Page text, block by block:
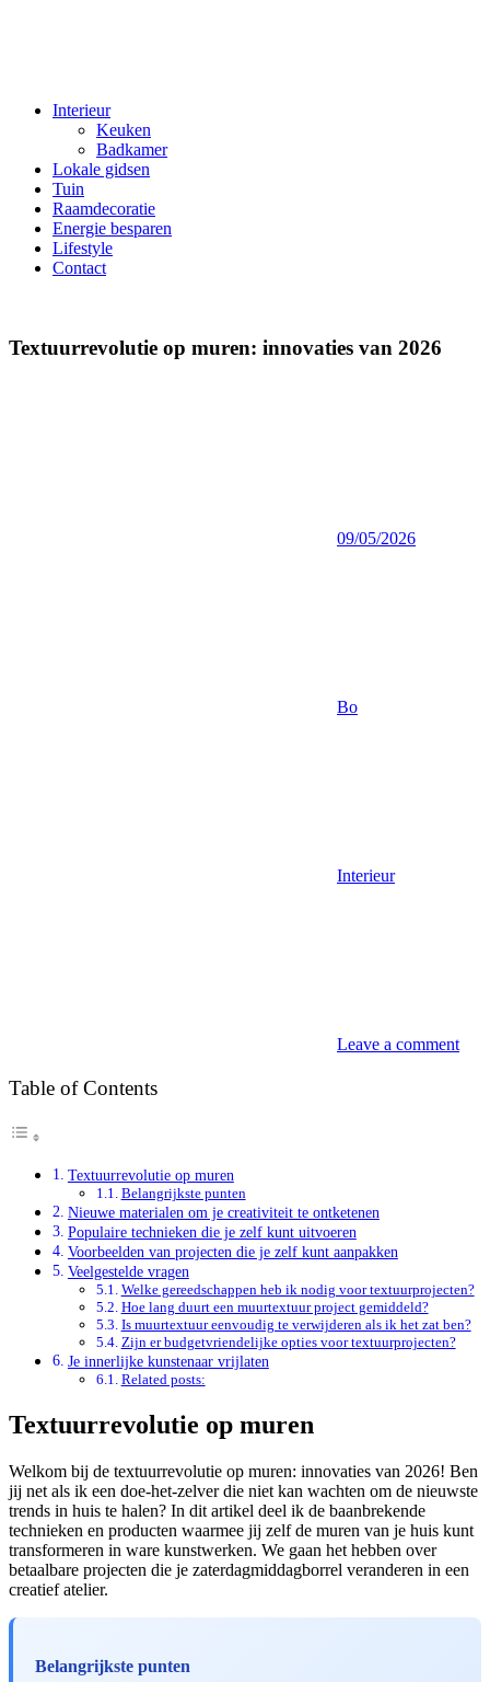
Interieur
Keuken
Badkamer
Lokale gidsen
Tuin
Raamdecoratie
Energie besparen
Lifestyle
Contact
Textuurrevolutie op muren: innovaties van 2026
09/05/2026
Bo
Interieur
Leave a comment
Table of Contents
Textuurrevolutie op muren
Belangrijkste punten
Nieuwe materialen om je creativiteit te ontketenen
Populaire technieken die je zelf kunt uitvoeren
Voorbeelden van projecten die je zelf kunt aanpakken
Veelgestelde vragen
Welke gereedschappen heb ik nodig voor textuurprojecten?
Hoe lang duurt een muurtextuur project gemiddeld?
Is muurtextuur eenvoudig te verwijderen als ik het zat ben?
Zijn er budgetvriendelijke opties voor textuurprojecten?
Je innerlijke kunstenaar vrijlaten
Related posts:
Textuurrevolutie op muren
Welkom bij de textuurrevolutie op muren: innovaties van 2026! Ben
jij net als ik een doe-het-zelver die niet kan wachten om de nieuwste
trends in huis te halen? In dit artikel deel ik de baanbrekende
technieken en producten waarmee jij zelf de muren van je huis kunt
transformeren in ware kunstwerken. We gaan het hebben over
betaalbare projecten die je zaterdagmiddagborrel veranderen in een
creatief atelier.
Belangrijkste punten